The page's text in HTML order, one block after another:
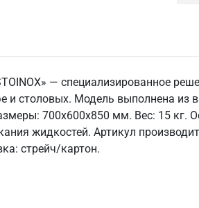
— специализированное
и столовых. Модель выполнена из
700x600x850 мм. Вес: 15 кг.
жидкостей. Артикул
стрейч/картон.